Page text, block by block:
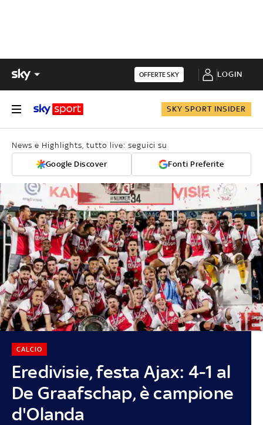
OFFERTE SKY LOGIN
SKY SPORT INSIDER
News e Highlights, tutto live: seguici su
Google Discover Fonti Preferite
Eredivisie, festa Ajax: 4-1 al
De Graafschap, è campione
d'Olanda
CALCIO